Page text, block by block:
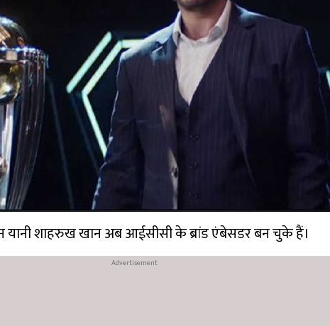
यानी शाहरुख खान अब आईसीसी के ब्रांड एंबेसडर बन चुके हैं।